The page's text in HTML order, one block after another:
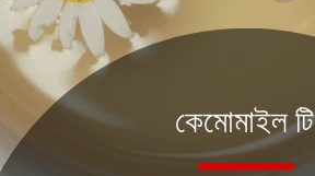
কেমোমাইল টি